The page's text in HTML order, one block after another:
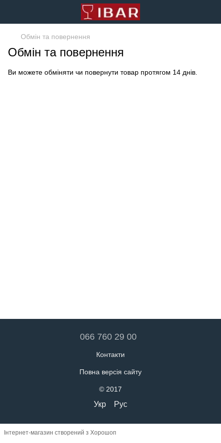
Обмін та повернення
Обмін та повернення
Ви можете обміняти чи повернути товар протягом 14 днів.
066 760 29 00
Контакти
Повна версія сайту
© 2017
Укр Рус
Інтернет-магазин створений з Хорошоп